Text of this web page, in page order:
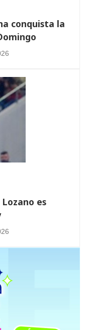
conquista la
Lozano es